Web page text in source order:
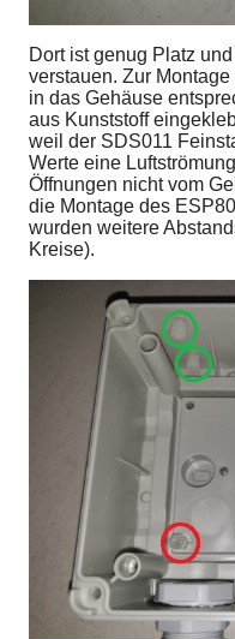
Dort ist genug Platz
verstauen. Zur
in das Gehäuse
aus Kunststoff
weil der SDS011
Werte eine
Öffnungen nicht vom
die Montage des
wurden weitere
Kreise).